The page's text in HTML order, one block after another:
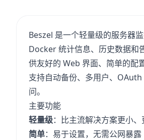
Beszel 是一个轻量级的服务器
Docker 统计信息、历史数据和
供友好的 Web 界面、简单的配
支持自动备份、多用户、OAuth
问。
主要功能
轻量级：比主流解决方案更小
简单：易于设置，无需公网暴露